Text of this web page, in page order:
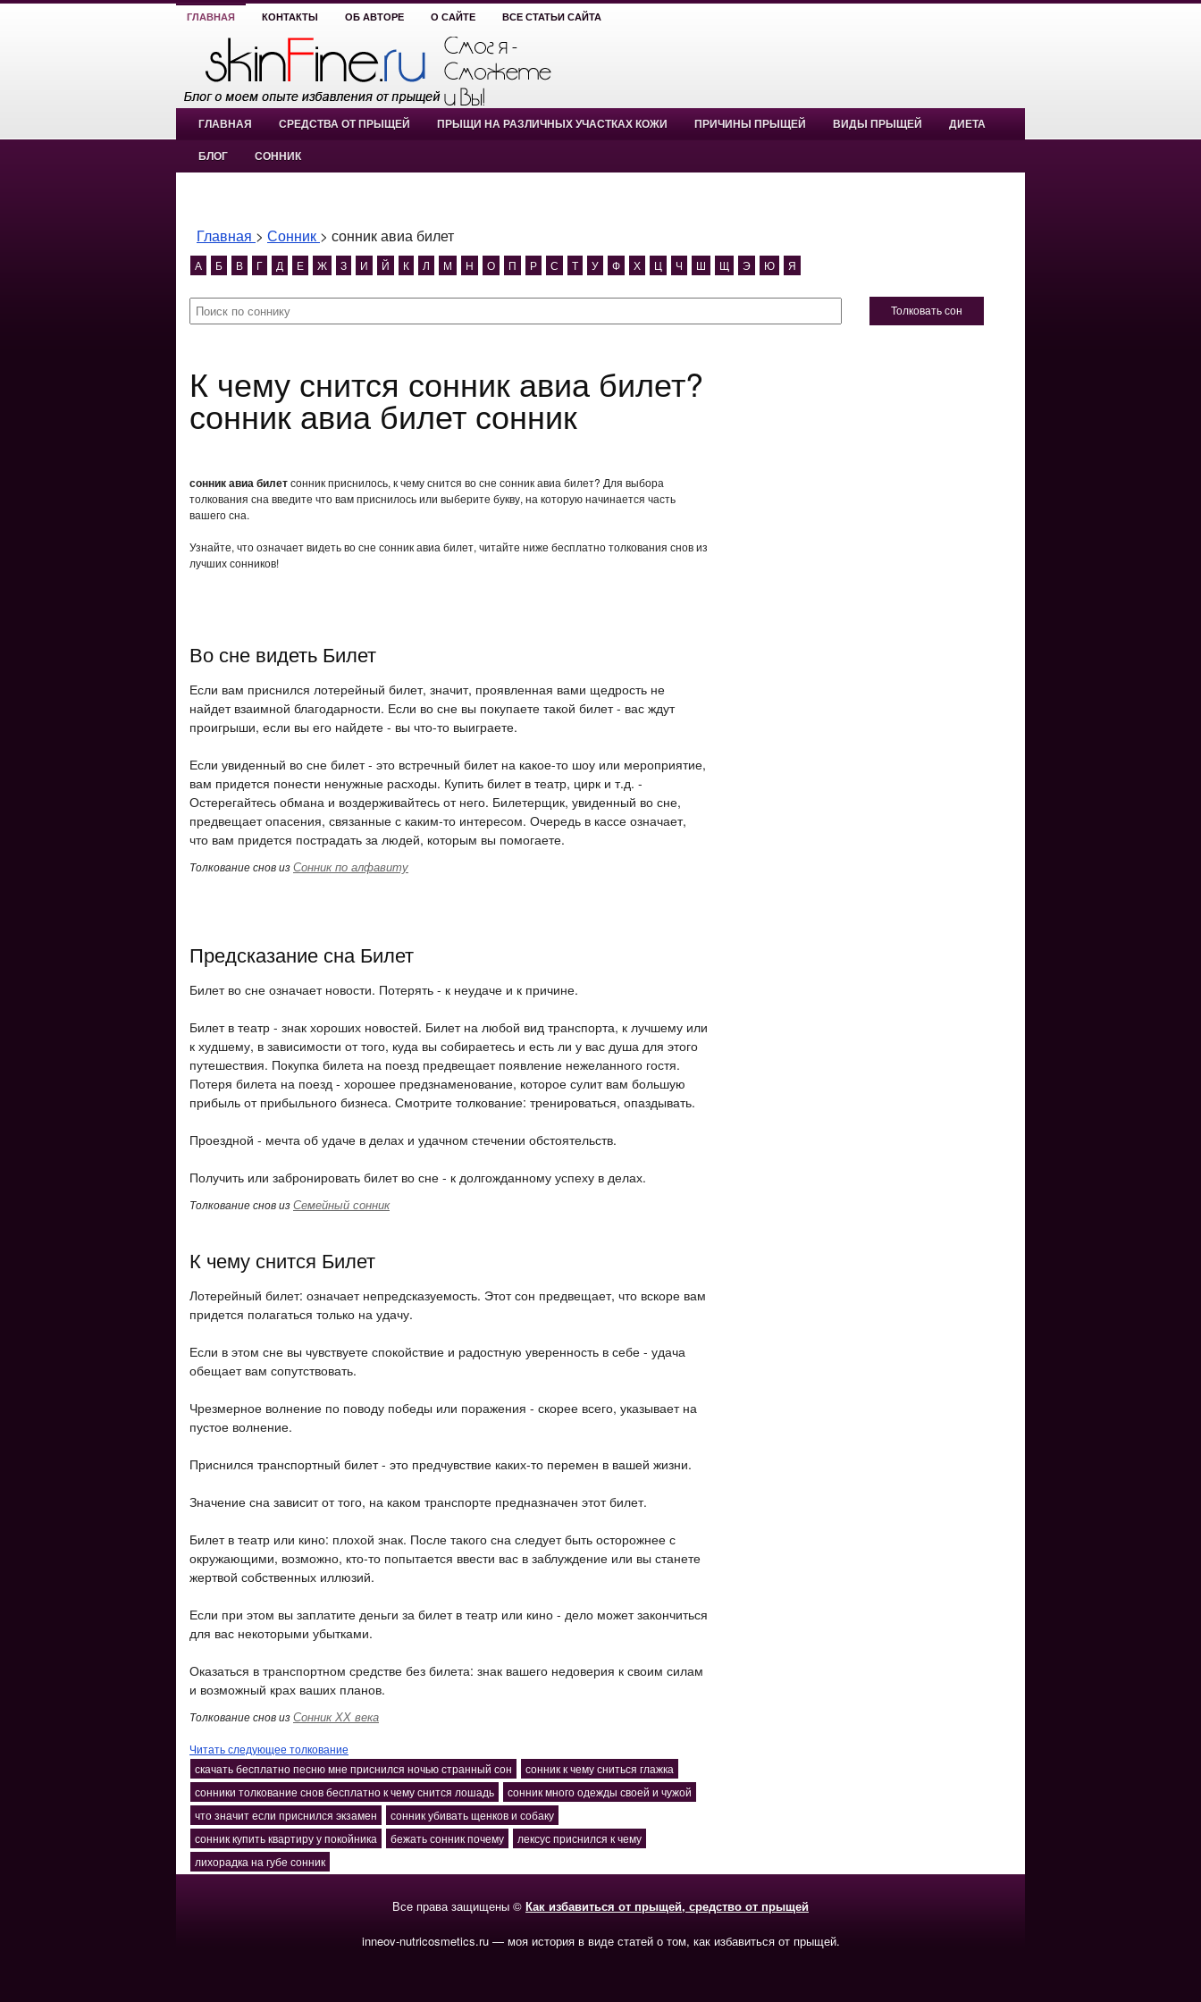
ГЛАВНАЯ КОНТАКТЫ ОБ АВТОРЕ О САЙТЕ ВСЕ СТАТЬИ САЙТА
ГЛАВНАЯ СРЕДСТВА ОТ ПРЫЩЕЙ ПРЫЩИ НА РАЗЛИЧНЫХ УЧАСТКАХ КОЖИ ПРИЧИНЫ ПРЫЩЕЙ ВИДЫ ПРЫЩЕЙ ДИЕТА
БЛОГ СОННИК
Главная > Сонник > сонник авиа билет
А Б В Г Д Е Ж З И Й К Л М Н О П Р С Т У Ф Х Ц Ч Ш Щ Э Ю Я
Толковать сон
К чему снится сонник авиа билет?
сонник авиа билет сонник
сонник авиа билетсонник приснилось, к чему снится во сне сонник авиа билет? Для выбора
толкования сна введите что вам приснилось или выберите букву, на которую начинается часть
вашего сна.
Узнайте, что означает видеть во сне сонник авиа билет, читайте ниже бесплатно толкования снов из
лучших сонников!
Во сне видеть Билет
Если вам приснился лотерейный билет, значит, проявленная вами щедрость не
найдет взаимной благодарности. Если во сне вы покупаете такой билет - вас ждут
проигрыши, если вы его найдете - вы что-то выиграете.
Если увиденный во сне билет - это встречный билет на какое-то шоу или мероприятие,
вам придется понести ненужные расходы. Купить билет в театр, цирк и т.д. -
Остерегайтесь обмана и воздерживайтесь от него. Билетерщик, увиденный во сне,
предвещает опасения, связанные с каким-то интересом. Очередь в кассе означает,
что вам придется пострадать за людей, которым вы помогаете.
Толкование снов изСонник по алфавиту
Предсказание сна Билет
Билет во сне означает новости. Потерять - к неудаче и к причине.
Билет в театр - знак хороших новостей. Билет на любой вид транспорта, к лучшему или
к худшему, в зависимости от того, куда вы собираетесь и есть ли у вас душа для этого
путешествия. Покупка билета на поезд предвещает появление нежеланного гостя.
Потеря билета на поезд - хорошее предзнаменование, которое сулит вам большую
прибыль от прибыльного бизнеса. Смотрите толкование: тренироваться, опаздывать.
Проездной - мечта об удаче в делах и удачном стечении обстоятельств.
Получить или забронировать билет во сне - к долгожданному успеху в делах.
Толкование снов изСемейный сонник
К чему снится Билет
Лотерейный билет: означает непредсказуемость. Этот сон предвещает, что вскоре вам
придется полагаться только на удачу.
Если в этом сне вы чувствуете спокойствие и радостную уверенность в себе - удача
обещает вам сопутствовать.
Чрезмерное волнение по поводу победы или поражения - скорее всего, указывает на
пустое волнение.
Приснился транспортный билет - это предчувствие каких-то перемен в вашей жизни.
Значение сна зависит от того, на каком транспорте предназначен этот билет.
Билет в театр или кино: плохой знак. После такого сна следует быть осторожнее с
окружающими, возможно, кто-то попытается ввести вас в заблуждение или вы станете
жертвой собственных иллюзий.
Если при этом вы заплатите деньги за билет в театр или кино - дело может закончиться
для вас некоторыми убытками.
Оказаться в транспортном средстве без билета: знак вашего недоверия к своим силам
и возможный крах ваших планов.
Толкование снов изСонник ХХ века
Читать следующее толкование
скачать бесплатно песню мне приснился ночью странный сон
сонник к чему сниться глажка
сонники толкование снов бесплатно к чему снится лошадь
сонник много одежды своей и чужой
что значит если приснился экзамен
сонник убивать щенков и собаку
сонник купить квартиру у покойника
бежать сонник почему
лексус приснился к чему
лихорадка на губе сонник
Все права защищены © Как избавиться от прыщей, средство от прыщей
inneov-nutricosmetics.ru — моя история в виде статей о том, как избавиться от прыщей.